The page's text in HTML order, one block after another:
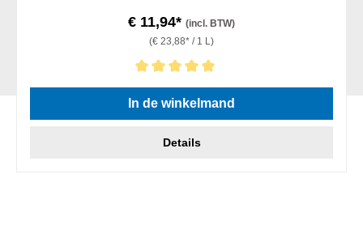
€ 11,94* (incl. BTW)
(€ 23,88* / 1 L)
Gemiddelde waardering van 5 van 5 sterren
In de winkelmand
Details